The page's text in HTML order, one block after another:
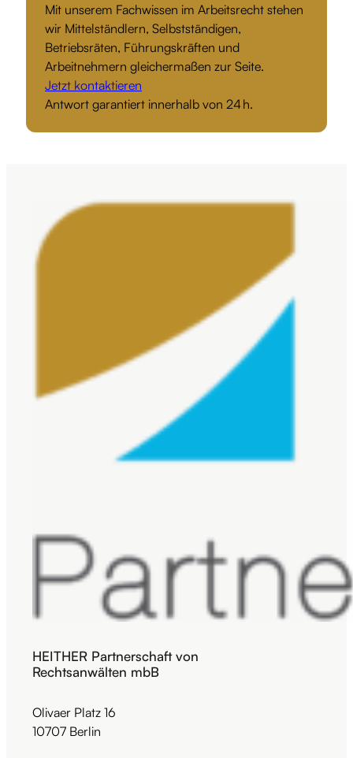
Mit unserem Fachwissen im Arbeitsrecht stehen
wir Mittelständlern, Selbstständigen,
Betriebsräten, Führungskräften und
Arbeitnehmern gleichermaßen zur Seite.
Jetzt kontaktieren
Antwort garantiert innerhalb von 24 h.
HEITHER Partnerschaft von
Rechtsanwälten mbB
Olivaer Platz 16
10707 Berlin